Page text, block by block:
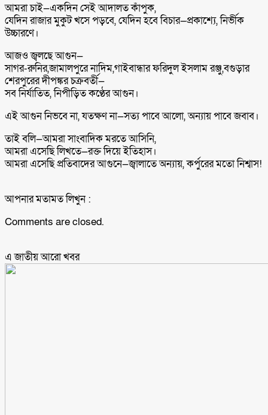
আমরা চাই—একদিন সেই আদালত কাঁপুক,
যেদিন রাজার মুকুট খসে পড়বে, যেদিন হবে বিচার—প্রকাশ্যে, নির্ভীক
উচ্চারণে।
আজও জ্বলছে আগুন—
সাগর-রুনির,জামালপুরে নাদিম,গাইবান্ধার ফরিদুল ইসলাম রঞ্জু,বগুড়ার
শেরপুরের দীপঙ্কর চক্রবর্তী—
সব নির্যাতিত, নিপীড়িত কণ্ঠের আগুন।
এই আগুন নিভবে না, যতক্ষণ না—সত্য পাবে আলো, অন্যায় পাবে জবাব।
তাই বলি—আমরা সাংবাদিক মরতে আসিনি,
আমরা এসেছি লিখতে—রক্ত দিয়ে ইতিহাস।
আমরা এসেছি প্রতিবাদের আগুনে—জ্বালাতে অন্যায়, কর্পুরের মতো নিশ্বাস!
আপনার মতামত লিখুন :
Comments are closed.
এ জাতীয় আরো ‍খবর